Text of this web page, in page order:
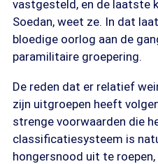
vastgesteld, en de laatste
Soedan, weet ze. In dat
bloedige oorlog aan de
paramilitaire groepering.
De reden dat er relatief
zijn uitgroepen heeft
strenge voorwaarden die
classificatiesysteem is
hongersnood uit te